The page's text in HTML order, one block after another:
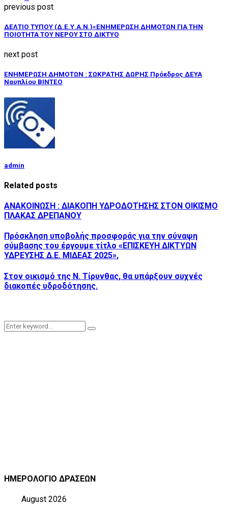
previous post
ΔΕΛΤΙΟ ΤΥΠΟΥ (Δ.Ε.Υ.Α.Ν.)«ΕΝΗΜΕΡΩΣΗ ΔΗΜΟΤΩΝ ΓΙΑ ΤΗΝ
ΠΟΙΟΤΗΤΑ ΤΟΥ ΝΕΡΟΥ ΣΤΟ ΔΙΚΤΥΟ
next post
ΕΝΗΜΕΡΩΣΗ ΔΗΜΟΤΩΝ : ΣΩΚΡΑΤΗΣ ΔΩΡΗΣ Πρόεδρος ΔΕΥΑ
Ναυπλίου ΒΙΝΤΕΟ
admin
Related posts
ΑΝΑΚΟΙΝΩΣΗ : ΔΙΑΚΟΠΗ ΥΔΡΟΔΟΤΗΣΗΣ ΣΤΟΝ ΟΙΚΙΣΜΟ
ΠΛΑΚΑΣ ΔΡΕΠΑΝΟΥ
Πρόσκληση υποβολής προσφοράς για την σύναψη
σύμβασης του έργουμε τίτλο «ΕΠΙΣΚΕΥΗ ΔΙΚΤΥΩΝ
ΥΔΡΕΥΣΗΣ Δ.Ε. ΜΙΔΕΑΣ 2025»,
Στον οικισμό της Ν. Τίρυνθας, θα υπάρξουν συχνές
διακοπές υδροδότησης.
Search
for:
Search
ΗΜΕΡΟΛΟΓΙΟ ΔΡΑΣΕΩΝ
August 2026